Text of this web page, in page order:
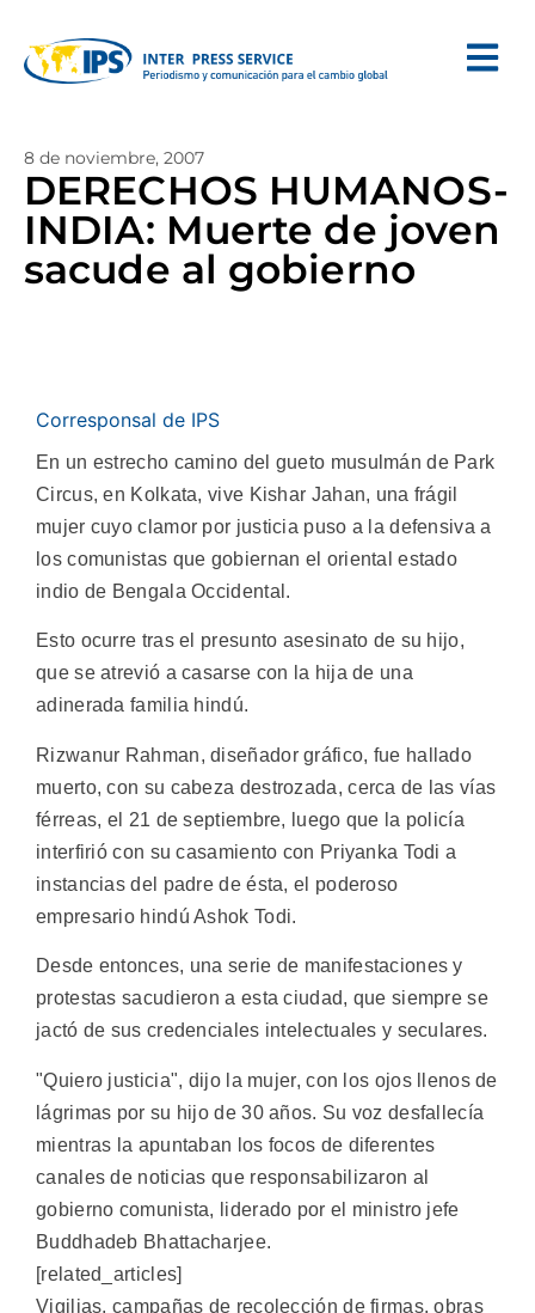
8 de noviembre, 2007
DERECHOS HUMANOS-
INDIA: Muerte de joven
sacude al gobierno
Corresponsal de IPS
En un estrecho camino del gueto musulmán de Park
Circus, en Kolkata, vive Kishar Jahan, una frágil
mujer cuyo clamor por justicia puso a la defensiva a
los comunistas que gobiernan el oriental estado
indio de Bengala Occidental.
Esto ocurre tras el presunto asesinato de su hijo,
que se atrevió a casarse con la hija de una
adinerada familia hindú.
Rizwanur Rahman, diseñador gráfico, fue hallado
muerto, con su cabeza destrozada, cerca de las vías
férreas, el 21 de septiembre, luego que la policía
interfirió con su casamiento con Priyanka Todi a
instancias del padre de ésta, el poderoso
empresario hindú Ashok Todi.
Desde entonces, una serie de manifestaciones y
protestas sacudieron a esta ciudad, que siempre se
jactó de sus credenciales intelectuales y seculares.
"Quiero justicia", dijo la mujer, con los ojos llenos de
lágrimas por su hijo de 30 años. Su voz desfallecía
mientras la apuntaban los focos de diferentes
canales de noticias que responsabilizaron al
gobierno comunista, liderado por el ministro jefe
Buddhadeb Bhattacharjee.
[related_articles]
Vigilias, campañas de recolección de firmas, obras